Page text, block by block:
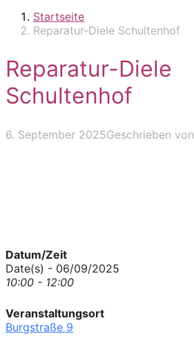
Startseite
Reparatur-Diele Schultenhof
Reparatur-Diele
Schultenhof
6. September 2025Geschrieben von
Datum/Zeit
Date(s) - 06/09/2025
10:00 - 12:00
Veranstaltungsort
Burgstraße 9